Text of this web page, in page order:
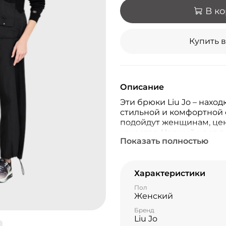
В
Купить
Описание
Эти брюки Liu Jo –
стильной и
подойдут женщинам,
качество. Черный цвет
для любого случая и
после многочисленных
выглядеть потрясающе
Показать полностью
Характеристики
Пол
Женский
Бренд
Liu Jo